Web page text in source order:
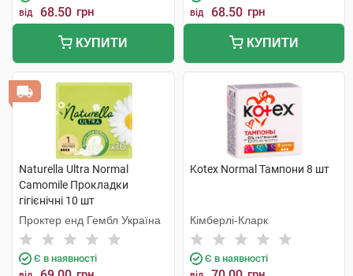
від 68.50 грн
КУПИТИ
від 68.50 грн
КУПИТИ
Naturella Ultra Normal
Camomile Прокладки
гігієнічні 10 шт
Проктер енд Гембл Україна
Є в наявності
Kotex Normal Тампони 8 шт
Кімберлі-Кларк
Є в наявності